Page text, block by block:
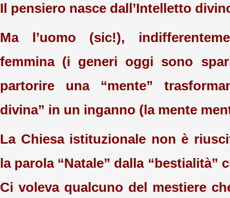
Il pensiero nasce dall’Intelletto
Ma l’uomo (sic!),
femmina (i generi oggi sono
partorire una “mente”
divina” in un inganno (la mente
La Chiesa istituzionale non è
la parola “Natale” dalla “bestialità”
Ci voleva qualcuno del mestiere